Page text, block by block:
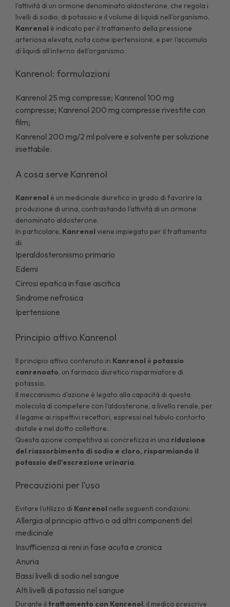
l'attività di un ormone denominato aldosterone, che regola i
livelli di sodio, di potassio e il volume di liquidi nell'organismo.
Kanrenol è indicato per il trattamento della pressione
arteriosa elevata, nota come ipertensione, e per l'accumulo
di liquidi all'interno dell'organismo.
Kanrenol: formulazioni
Kanrenol 25 mg compresse; Kanrenol 100 mg
compresse; Kanrenol 200 mg compresse rivestite con
film;
Kanrenol 200 mg/2 ml polvere e solvente per soluzione
iniettabile.
A cosa serve Kanrenol
Kanrenol è un medicinale diuretico in grado di favorire la
produzione di urina, contrastando l'attività di un ormone
denominato aldosterone.
In particolare, Kanrenol viene impiegato per il trattamento
di:
Iperaldosteronismo primario
Edemi
Cirrosi epatica in fase ascitica
Sindrome nefrosica
Ipertensione
Principio attivo Kanrenol
Il principio attivo contenuto in Kanrenol è potassio
canrenoato, un farmaco diuretico risparmiatore di
potassio.
Il meccanismo d'azione è legato alla capacità di questa
molecola di competere con l'aldosterone, a livello renale, per
il legame ai rispettivi recettori, espressi nel tubulo contorto
distale e nel dotto collettore.
Questa azione competitiva si concretizza in una riduzione
del riassorbimento di sodio e cloro, risparmiando il
potassio dell'escrezione urinaria.
Precauzioni per l’uso
Evitare l’utilizzo di Kanrenol nelle seguenti condizioni:
Allergia al principio attivo o ad altri componenti del
medicinale
Insufficienza ai reni in fase acuta e cronica
Anuria
Bassi livelli di sodio nel sangue
Alti livelli di potassio nel sangue
Durante iltrattamento con Kanrenol, il medico prescrive